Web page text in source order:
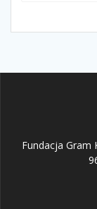
Fundacja Gram